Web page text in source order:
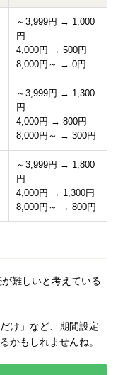
～3,999円 → 1,000
円
4,000円 → 500円
8,000円～ → 0円
～3,999円 → 1,300
円
4,000円 → 800円
8,000円～ → 300円
～3,999円 → 1,800
円
4,000円 → 1,300円
8,000円～ → 800円
難しいと考えている
け」など、期間設定
かもしれませんね。